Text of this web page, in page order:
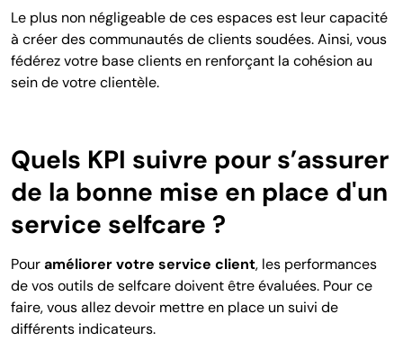
Le plus non négligeable de ces espaces est leur capacité
à créer des communautés de clients soudées. Ainsi, vous
fédérez votre base clients en renforçant la cohésion au
sein de votre clientèle.
Quels KPI suivre pour s’assurer
de la bonne mise en place d'un
service selfcare ?
Pouraméliorer votre service client, les performances
de vos outils de selfcare doivent être évaluées. Pour ce
faire, vous allez devoir mettre en place un suivi de
différents indicateurs.